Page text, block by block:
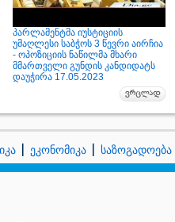
პარლამენტმა იუსტიციის
უმაღლესი საბჭოს 3 წევრი აირჩია
- ოპოზიციის ნაწილმა მხარი
მმართველი გუნდის კანდიდატს
დაუჭირა 17.05.2023
ეკონომიკა საზოგადოება